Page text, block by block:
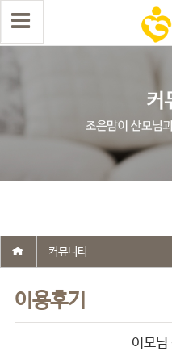
select wr_id, wr_subject from
= 0 and wr_datetime <= '2018-
by wr_datetime desc limit 1 asdasf
이용후기
커뮤니티
이모님